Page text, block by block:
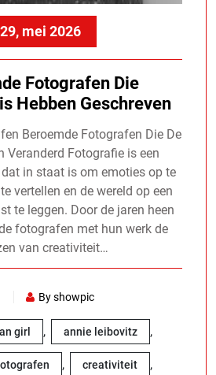
29, mei 2026
Fotografen Die
Hebben Geschreven
Beroemde Fotografen Die De
Veranderd Fotografie is een
in staat is om emoties op te
vertellen en de wereld op een
te leggen. Door de jaren heen
fotografen met hun werk de
van creativiteit…
By showpic
girl , annie leibovitz ,
, creativiteit ,